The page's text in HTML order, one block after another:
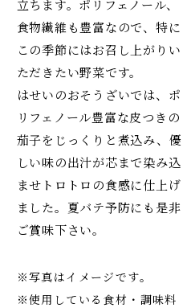
立ちます。ポリフェノール、
食物繊維も豊富なので、特に
この季節にはお召し上がりい
ただきたい野菜です。
はせいのおそうざいでは、ポ
リフェノール豊富な皮つきの
茄子をじっくりと煮込み、優
しい味の出汁が芯まで染み込
ませトロトロの食感に仕上げ
ました。夏バテ予防にも是非
ご賞味下さい。
※写真はイメージです。
※使用している食材・調味料